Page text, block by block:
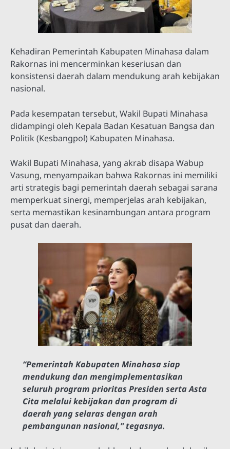
Kehadiran Pemerintah Kabupaten Minahasa dalam
Rakornas ini mencerminkan keseriusan dan
konsistensi daerah dalam mendukung arah kebijakan
nasional.
Pada kesempatan tersebut, Wakil Bupati Minahasa
didampingi oleh Kepala Badan Kesatuan Bangsa dan
Politik (Kesbangpol) Kabupaten Minahasa.
Wakil Bupati Minahasa, yang akrab disapa Wabup
Vasung, menyampaikan bahwa Rakornas ini memiliki
arti strategis bagi pemerintah daerah sebagai sarana
memperkuat sinergi, memperjelas arah kebijakan,
serta memastikan kesinambungan antara program
pusat dan daerah.
“Pemerintah Kabupaten Minahasa siap
mendukung dan mengimplementasikan
seluruh program prioritas Presiden serta Asta
Cita melalui kebijakan dan program di
daerah yang selaras dengan arah
pembangunan nasional,” tegasnya.